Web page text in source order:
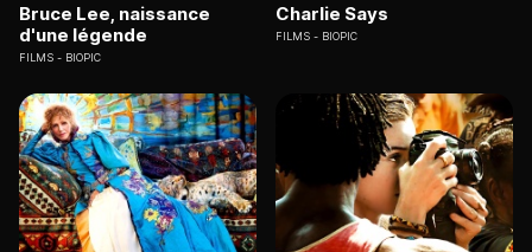
Bruce Lee, naissance
d'une légende
FILMS BIOPIC
Charlie Says
FILMS BIOPIC